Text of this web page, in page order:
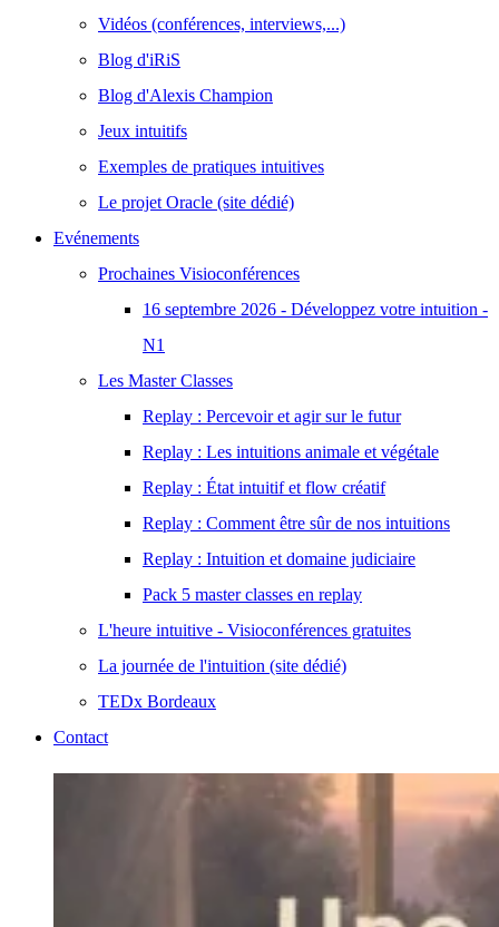
Vidéos (conférences, interviews,...)
Blog d'iRiS
Blog d'Alexis Champion
Jeux intuitifs
Exemples de pratiques intuitives
Le projet Oracle (site dédié)
Evénements
Prochaines Visioconférences
16 septembre 2026 - Développez votre intuition -
N1
Les Master Classes
Replay : Percevoir et agir sur le futur
Replay : Les intuitions animale et végétale
Replay : État intuitif et flow créatif
Replay : Comment être sûr de nos intuitions
Replay : Intuition et domaine judiciaire
Pack 5 master classes en replay
L'heure intuitive - Visioconférences gratuites
La journée de l'intuition (site dédié)
TEDx Bordeaux
Contact